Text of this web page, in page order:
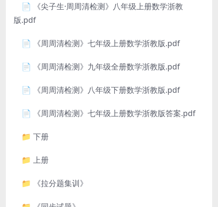
📄 《尖子生·周周清检测》八年级上册数学浙教
版.pdf
📄 《周周清检测》七年级上册数学浙教版.pdf
📄 《周周清检测》九年级全册数学浙教版.pdf
📄 《周周清检测》八年级下册数学浙教版.pdf
📄 《周周清检测》七年级上册数学浙教版答案.pdf
📁 下册
📁 上册
📁 《拉分题集训》